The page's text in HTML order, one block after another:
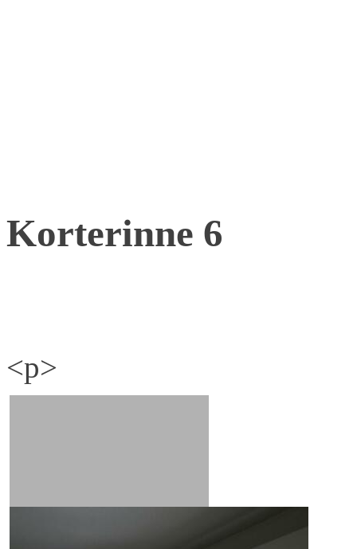
Korterinne 6
<p>